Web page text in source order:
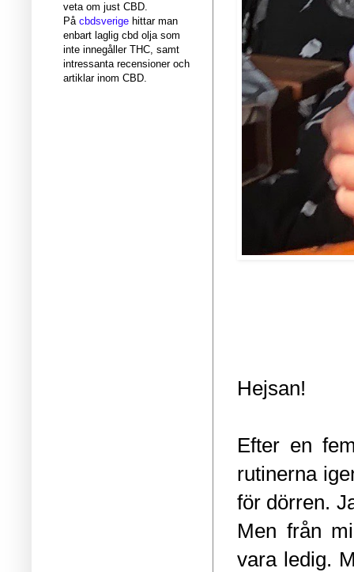
Hejsan!
Efter en
rutinerna
för dörren.
Men från
vara ledig.
veta om just CBD.
På cbdsverige hittar man
enbart laglig cbd olja som
inte innegåller THC, samt
intressanta recensioner och
artiklar inom CBD.